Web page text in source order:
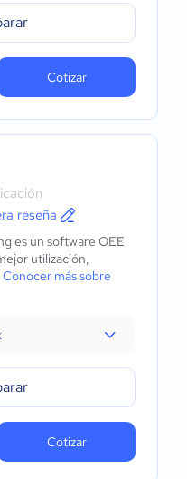
Cotizar
reseña
es un software OEE
utilización,
Conocer más sobre
Cotizar